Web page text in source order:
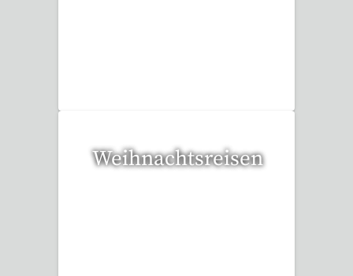
Weihnachtsreisen